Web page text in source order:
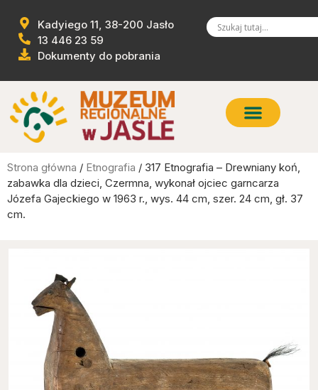
Kadyiego 11, 38-200 Jasło
13 446 23 59
Dokumenty do pobrania
Strona główna / Etnografia / 317 Etnografia – Drewniany koń,
zabawka dla dzieci, Czermna, wykonał ojciec garncarza
Józefa Gajeckiego w 1963 r., wys. 44 cm, szer. 24 cm, gł. 37
cm.